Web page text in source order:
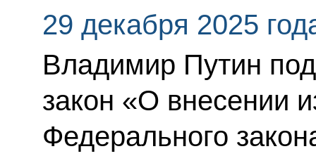
29 декабря 2025
Владимир Путин
закон «О внесении
Федерального